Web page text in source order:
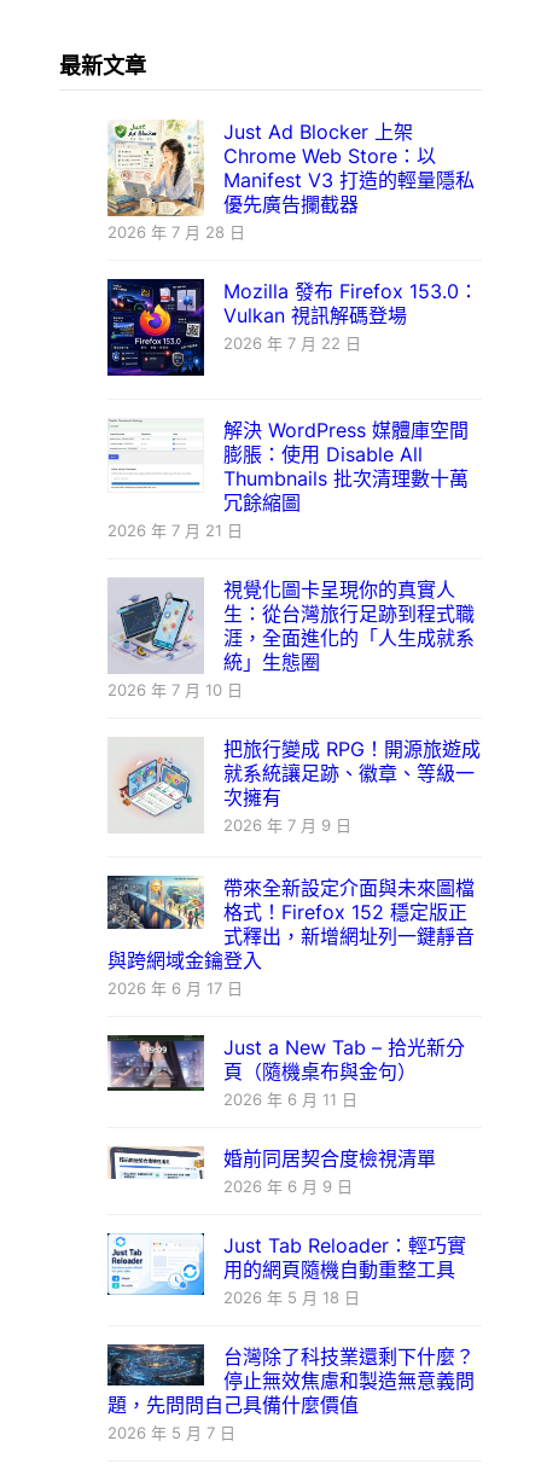
最新文章
Just Ad Blocker 上架
Chrome Web Store：以
Manifest V3 打造的輕量隱私
優先廣告攔截器
2026 年 7 月 28 日
Mozilla 發布 Firefox 153.0：
Vulkan 視訊解碼登場
2026 年 7 月 22 日
解決 WordPress 媒體庫空間
膨脹：使用 Disable All
Thumbnails 批次清理數十萬
冗餘縮圖
2026 年 7 月 21 日
視覺化圖卡呈現你的真實人
生：從台灣旅行足跡到程式職
涯，全面進化的「人生成就系
統」生態圈
2026 年 7 月 10 日
把旅行變成 RPG！開源旅遊成
就系統讓足跡、徽章、等級一
次擁有
2026 年 7 月 9 日
帶來全新設定介面與未來圖檔
格式！Firefox 152 穩定版正
式釋出，新增網址列一鍵靜音
與跨網域金鑰登入
2026 年 6 月 17 日
Just a New Tab – 拾光新分
頁（隨機桌布與金句）
2026 年 6 月 11 日
婚前同居契合度檢視清單
2026 年 6 月 9 日
Just Tab Reloader：輕巧實
用的網頁隨機自動重整工具
2026 年 5 月 18 日
台灣除了科技業還剩下什麼？
停止無效焦慮和製造無意義問
題，先問問自己具備什麼價值
2026 年 5 月 7 日